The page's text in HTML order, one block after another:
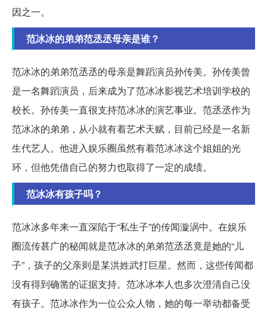
因之一。
范冰冰的弟弟范丞丞母亲是谁？
范冰冰的弟弟范丞丞的母亲是舞蹈演员孙传美。孙传美曾
是一名舞蹈演员，后来成为了范冰冰影视艺术培训学校的
校长。孙传美一直很支持范冰冰的演艺事业。范丞丞作为
范冰冰的弟弟，从小就有着艺术天赋，目前已经是一名新
生代艺人。他进入娱乐圈虽然有着范冰冰这个姐姐的光
环，但他凭借自己的努力也取得了一定的成绩。
范冰冰有孩子吗？
范冰冰多年来一直深陷于“私生子”的传闻漩涡中。在娱乐
圈流传甚广的秘闻就是范冰冰的弟弟范丞丞竟是她的“儿
子”，孩子的父亲则是某洪姓武打巨星。然而，这些传闻都
没有得到确凿的证据支持。范冰冰本人也多次澄清自己没
有孩子。范冰冰作为一位公众人物，她的每一举动都备受